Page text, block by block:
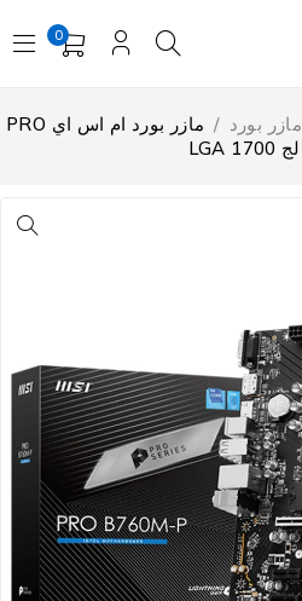
0
مازر بورد
مازر بورد ام اس اي PRO